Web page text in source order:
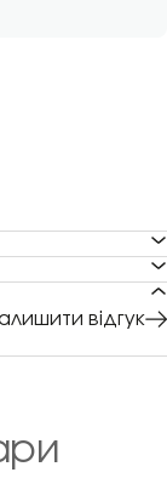
відгук